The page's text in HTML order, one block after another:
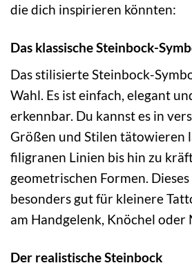
die dich inspirieren könnten:
Das klassische Steinbock-
Das stilisierte Steinbock-
Wahl. Es ist einfach, elegant
erkennbar. Du kannst es in
Größen und Stilen tätowieren
filigranen Linien bis hin zu
geometrischen Formen.
besonders gut für kleinere
am Handgelenk, Knöchel oder
Der realistische Steinbock